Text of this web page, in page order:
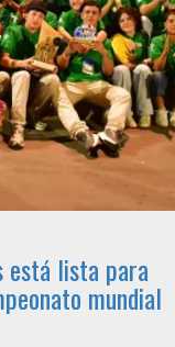
está lista para
mundial